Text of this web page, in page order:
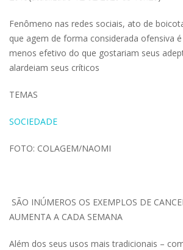
Fenômeno nas redes sociais, ato de
que agem de forma considerada ofensiva
menos efetivo do que gostariam seus
alardeiam seus críticos
TEMAS
SOCIEDADE
FOTO: COLAGEM/NAOMI
SÃO INÚMEROS OS EXEMPLOS DE
AUMENTA A CADA SEMANA
Além dos seus usos mais tradicionais –